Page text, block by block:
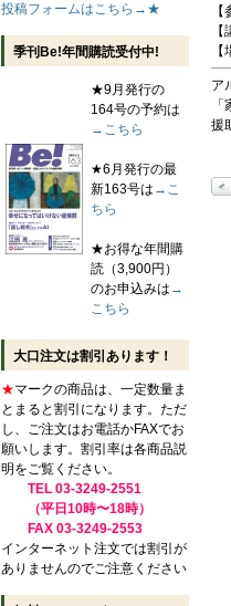
ア
援
投稿フォームはこちら→★
季刊Be!年間購読受付中!
★9月発行の
164号の予約は
→こちら
★6月発行の最
新163号は →こ
ちら
★お得な年間購
読（3,900円）
のお申込みは →
こちら
大口注文は割引あります！
★マークの商品は、一定数量ま
とまると割引になります。ただ
し、ご注文はお電話かFAXでお
願いします。割引率は各商品説
明をご覧ください。
TEL 03-3249-2551
（平日10時〜18時）
FAX 03-3249-2553
インターネット注文では割引が
ありませんのでご注意ください